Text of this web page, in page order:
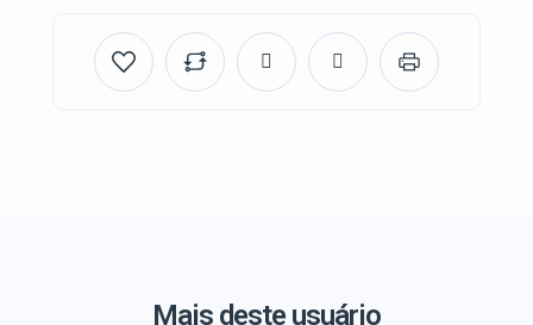
Mais deste usuário